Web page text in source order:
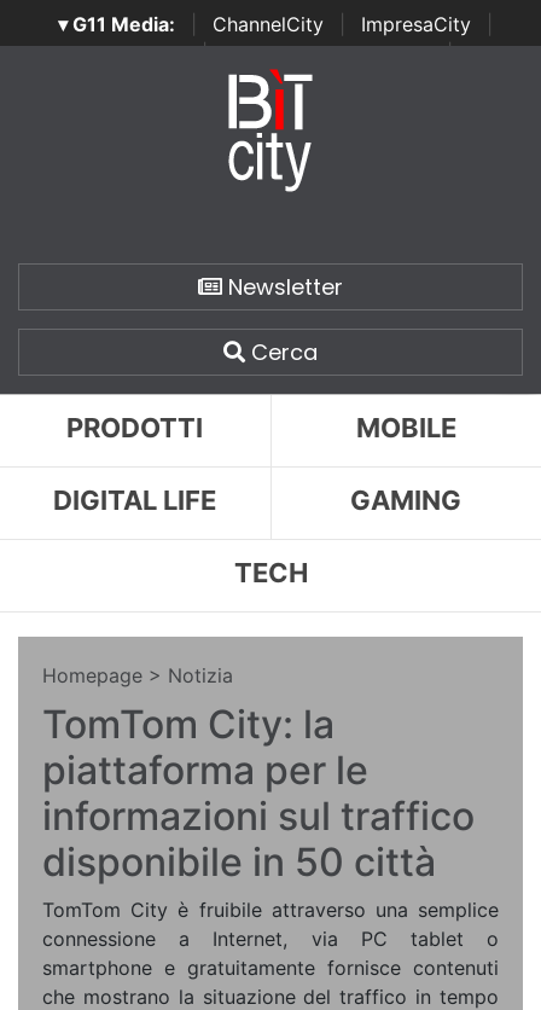
▾ G11 Media: ChannelCity ImpresaCity
SecurityOpenLab | Italian Channel Awards | Italian
Italian Security Awards
Newsletter
Cerca
PRODOTTI MOBILE
DIGITAL LIFE GAMING
TECH
Homepage > Notizia
TomTom City: la
piattaforma per le
informazioni sul traffico
disponibile in 50 città
TomTom City è fruibile attraverso una semplice
connessione a Internet, via PC tablet o
smartphone e gratuitamente fornisce contenuti
che mostrano la situazione del traffico in tempo